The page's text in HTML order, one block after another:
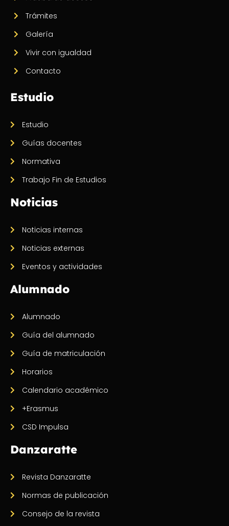
Trámites
Galería
Vivir con igualdad
Contacto
Estudio
Estudio
Guías docentes
Normativa
Trabajo Fin de Estudios
Noticias
Noticias internas
Noticias externas
Eventos y actividades
Alumnado
Alumnado
Guía del alumnado
Guía de matriculación
Horarios
Calendario académico
+Erasmus
CSD Impulsa
Danzaratte
Revista Danzaratte
Normas de publicación
Consejo de la revista